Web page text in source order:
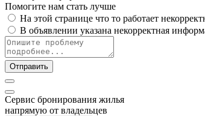
Помогите нам стать лучше
На этой странице что то работает
В объявлении указана некорректная
Отправить
Cервис бронирования жилья
напрямую от владельцев